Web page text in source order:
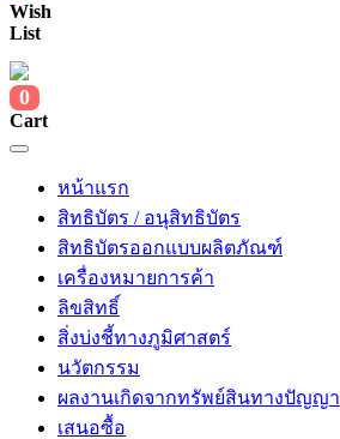
Wish
List
0
Cart
หน้าแรก
สิทธิบัตร / อนุสิทธิบัตร
สิทธิบัตรออกแบบผลิตภัณฑ์
เครื่องหมายการค้า
ลิขสิทธิ์
สิ่งบ่งชี้ทางภูมิศาสตร์
นวัตกรรม
ผลงานเกิดจากทรัพย์สินทางปัญญา
เสนอซื้อ